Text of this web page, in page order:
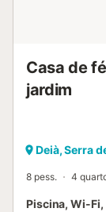
Casa de
jardim
Deià, Serra
8 pess. 4
Piscina, Wi-